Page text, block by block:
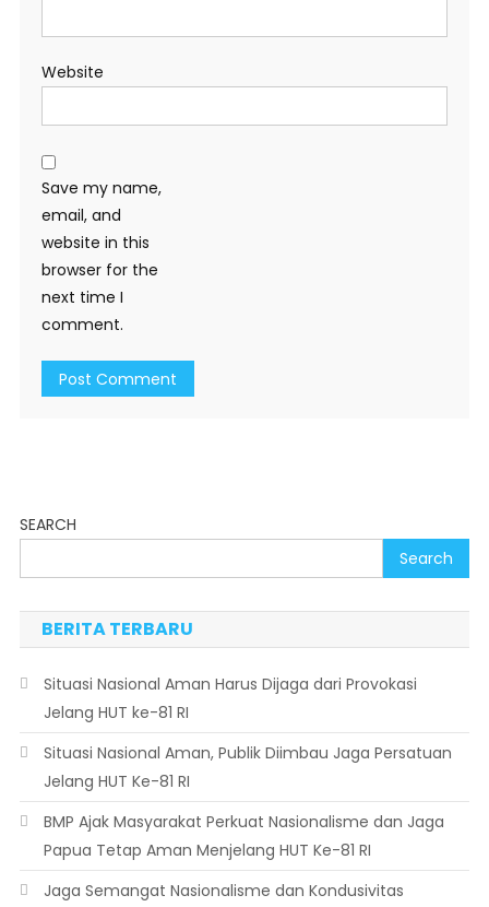
Website
Save my name,
email, and
website in this
browser for the
next time I
comment.
SEARCH
Search
BERITA TERBARU
Situasi Nasional Aman Harus Dijaga dari Provokasi
Jelang HUT ke-81 RI
Situasi Nasional Aman, Publik Diimbau Jaga Persatuan
Jelang HUT Ke-81 RI
BMP Ajak Masyarakat Perkuat Nasionalisme dan Jaga
Papua Tetap Aman Menjelang HUT Ke-81 RI
Jaga Semangat Nasionalisme dan Kondusivitas